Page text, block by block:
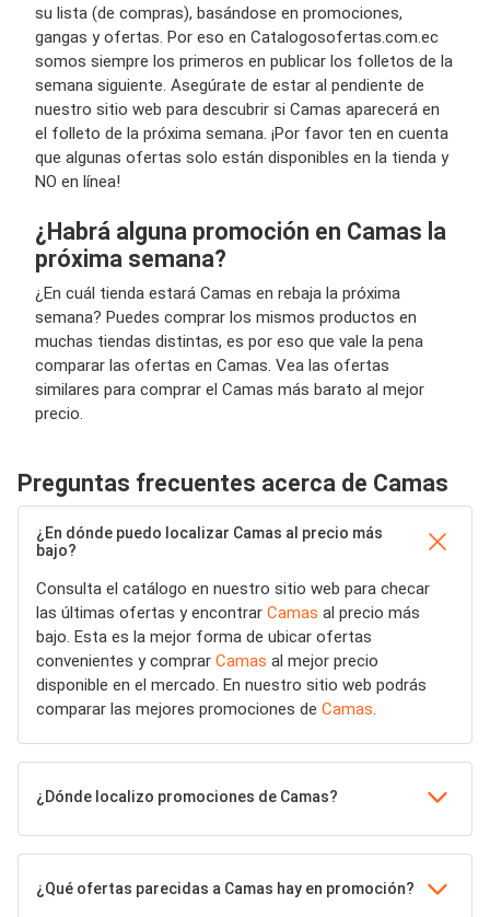
su lista (de compras), basándose en promociones,
gangas y ofertas. Por eso en Catalogosofertas.com.ec
somos siempre los primeros en publicar los folletos de la
semana siguiente. Asegúrate de estar al pendiente de
nuestro sitio web para descubrir si Camas aparecerá en
el folleto de la próxima semana. ¡Por favor ten en cuenta
que algunas ofertas solo están disponibles en la tienda y
NO en línea!
¿Habrá alguna promoción en Camas la
próxima semana?
¿En cuál tienda estará Camas en rebaja la próxima
semana? Puedes comprar los mismos productos en
muchas tiendas distintas, es por eso que vale la pena
comparar las ofertas en Camas. Vea las ofertas
similares para comprar el Camas más barato al mejor
precio.
Preguntas frecuentes acerca de Camas
¿En dónde puedo localizar Camas al precio más
bajo?
Consulta el catálogo en nuestro sitio web para checar
las últimas ofertas y encontrar Camas al precio más
bajo. Esta es la mejor forma de ubicar ofertas
convenientes y comprar Camas al mejor precio
disponible en el mercado. En nuestro sitio web podrás
comparar las mejores promociones de Camas.
¿Dónde localizo promociones de Camas?
¿Qué ofertas parecidas a Camas hay en promoción?